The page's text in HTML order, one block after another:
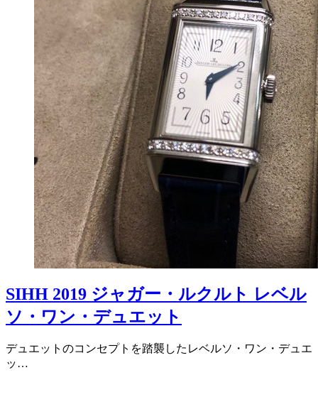
SIHH 2019 ジャガー・ルクルト レベル
ソ・ワン・デュエット
デュエットのコンセプトを踏襲したレベルソ・ワン・デュエ
ッ…